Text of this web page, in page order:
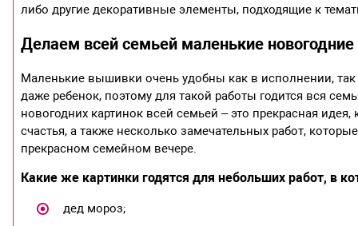
либо другие декоративные элементы, подходящие к
Делаем всей семьей маленькие
Маленькие вышивки очень удобны как в исполнении,
даже ребенок, поэтому для такой работы годится вся
новогодних картинок всей семьей – это прекрасная
счастья, а также несколько замечательных работ,
прекрасном семейном вечере.
Какие же картинки годятся для небольших работ, в
дед мороз;